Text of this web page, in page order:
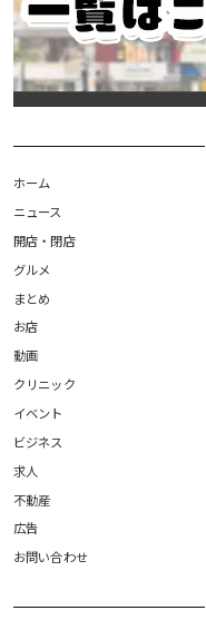
ホーム
ニュース
開店・閉店
グルメ
まとめ
お店
動画
クリニック
イベント
ビジネス
求人
不動産
広告
お問い合わせ